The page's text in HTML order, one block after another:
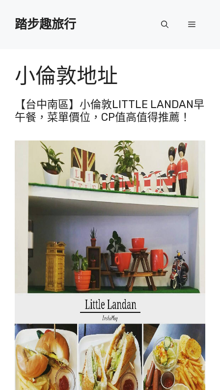
踏步趣旅行 選
小倫敦地址
【台中南區】小倫敦LITTLE LANDAN早
午餐，菜單價位，CP值高值得推薦！